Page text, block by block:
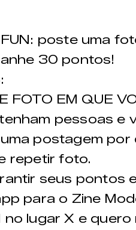
poste uma
30 pontos!
FOTO EM QUE
pessoas e
postagem por
repetir foto.
seus pontos
para o Zine
no lugar X e